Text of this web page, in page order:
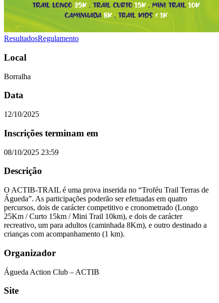
ResultadosRegulamento
Local
Borralha
Data
12/10/2025
Inscrições terminam em
08/10/2025 23:59
Descrição
O ACTIB-TRAIL é uma prova inserida no “Troféu Trail Terras de
Águeda”. As participações poderão ser efetuadas em quatro
percursos, dois de carácter competitivo e cronometrado (Longo
25Km / Curto 15km / Mini Trail 10km), e dois de carácter
recreativo, um para adultos (caminhada 8Km), e outro destinado a
crianças com acompanhamento (1 km).
Organizador
Águeda Action Club – ACTIB
Site